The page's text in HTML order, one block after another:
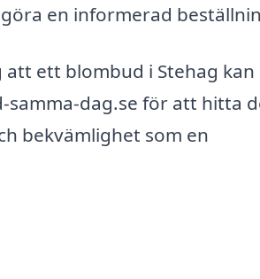
en informerad
ett blombud i Stehag kan
samma-dag.se för att hitta
bekvämlighet som en